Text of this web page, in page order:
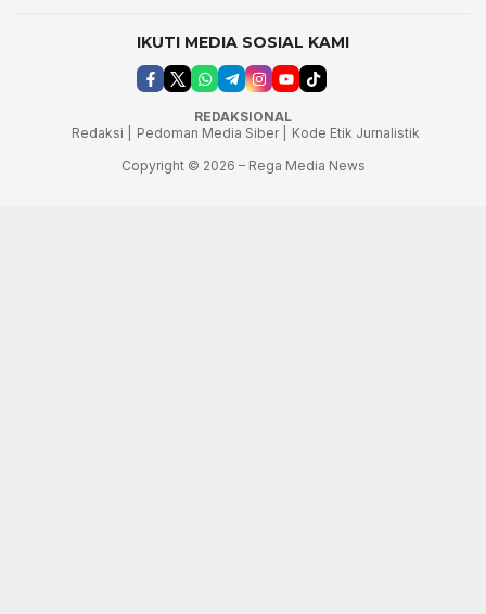
IKUTI MEDIA SOSIAL KAMI
REDAKSIONAL
Redaksi |
Pedoman Media Siber |
Kode Etik Jurnalistik
Copyright © 2026 – Rega Media News